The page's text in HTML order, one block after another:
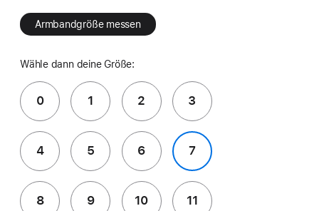
Armbandgröße messen
Wähle dann deine Größe:
0 1 2 3
4 5 6 7
8 9 10 11